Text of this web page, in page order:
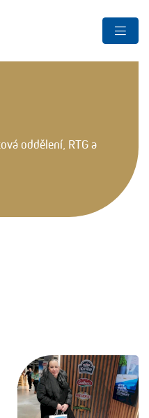
oddělení, RTG a